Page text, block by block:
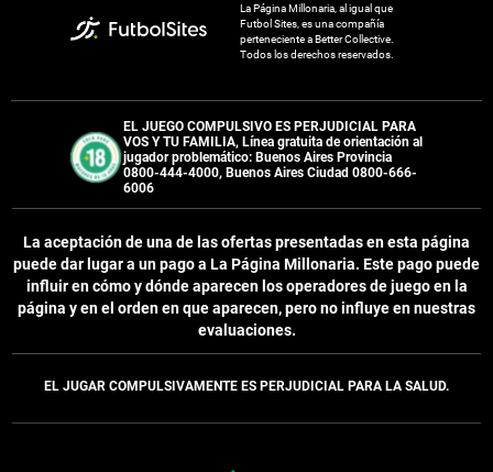
La Página Millonaria, al igual que
Futbol Sites, es una compañía
perteneciente a Better Collective.
Todos los derechos reservados.
EL JUEGO COMPULSIVO ES PERJUDICIAL PARA
VOS Y TU FAMILIA, Línea gratuita de orientación al
jugador problemático: Buenos Aires Provincia
0800-444-4000, Buenos Aires Ciudad 0800-666-
6006
La aceptación de una de las ofertas presentadas en esta página
puede dar lugar a un pago a La Página Millonaria. Este pago puede
influir en cómo y dónde aparecen los operadores de juego en la
página y en el orden en que aparecen, pero no influye en nuestras
evaluaciones.
EL JUGAR COMPULSIVAMENTE ES PERJUDICIAL PARA LA SALUD.